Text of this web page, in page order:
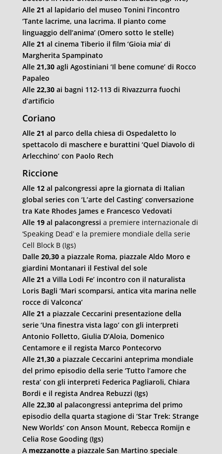
Alle 21 al lapidario del museo Tonini l’incontro
‘Tante lacrime, una lacrima. Il pianto come
linguaggio dell’anima’ (Omero sotto le stelle)
Alle 21 al cinema Tiberio il film ‘Gioia mia’ di
Margherita Spampinato
Alle 21,30agli Agostiniani ‘Il bene comune’ di Rocco
Papaleo
Alle 22,30ai bagni 112-113 di Rivazzurra fuochi
d’artificio
Coriano
Alle 21 al parco della chiesa di Ospedaletto lo
spettacolo di maschere e burattini ‘Quel Diavolo di
Arlecchino’ con Paolo Rech
Riccione
Alle 12al palcongressi apre la giornata di Italian
global series con ‘L’arte del Casting’ conversazione
tra Kate Rhodes James e Francesco Vedovati
Alle 19al palacongressi a premiere internazionale di
‘Speaking Dead’ e la premiere mondiale della serie
Cell Block B (Igs)
Dalle 20,30a piazzale Roma, piazzale Aldo Moro e
giardini Montanari il Festival del sole
Alle21 a Villa Lodi Fe’ incontro con il naturalista
Loris Bagli ‘Mari scomparsi, antica vita marina nelle
rocce di Valconca’
Alle 21 a piazzale Ceccarini presentazione della
serie ‘Una finestra vista lago’ con gli interpreti
Antonio Folletto, Giulia D’Aloia, Domenico
Centamore e il regista Marco Pontecorvo
Alle 21,30a piazzale Ceccarini anteprima mondiale
del primo episodio della serie ‘Tutto l’amore che
resta’ con gli interpreti Federica Pagliaroli, Chiara
Bordi e il regista Andrea Rebuzzi (Igs)
Alle 22,30al palacongressi anteprima del primo
episodio della quarta stagione di ‘Star Trek: Strange
New Worlds’ con Anson Mount, Rebecca Romijn e
Celia Rose Gooding (Igs)
A mezzanottea piazzale San Martino speciale